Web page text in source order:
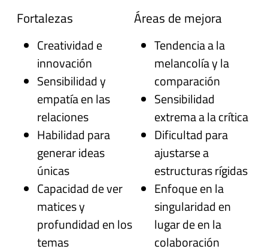
Fortalezas
Creatividad e
innovación
Sensibilidad y
empatía en las
relaciones
Habilidad para
generar ideas
únicas
Capacidad de ver
matices y
profundidad en los
temas
Áreas de mejora
Tendencia a la
melancolía y la
comparación
Sensibilidad
extrema a la crítica
Dificultad para
ajustarse a
estructuras rígidas
Enfoque en la
singularidad en
lugar de en la
colaboración